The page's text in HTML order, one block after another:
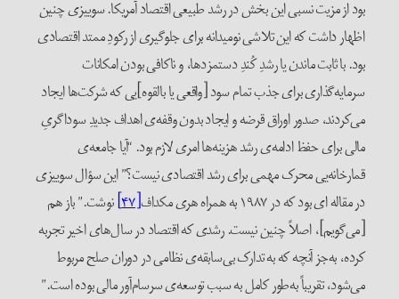
بود از مزیت نسبی این بخش در رشد طبیعی اقتصاد آمریکا. سوییزی چنین
اظهار داشت که این تلاشی نومیدانه برای جلوگیری از رکودِ ممتد اقتصادی
بود. با ثابت ماندن یا رشدِ کُندِ دستمزدها، و ناکافی بودن امکانات
سرمایه‌گذاری برای جذب تمام سود [واقعی یا بالقوه]‌یی که شرکت‌ها ایجاد
می‌کردند، صدور اوراق قرضه و ایجاد بدون وقفه‌ی اهداف جدیدِ سوداگریِ
مالی برای حفظ ادامه‌ی رشد هزینه‌ها امری لازم بود. “آیا جامعه‌ی
قمارخانه‌یی محرک مهمی برای رشد اقتصادی نیست؟” این سؤال سوییزی
در مقاله ای بود که در ۱۹۸۷ به همراه هری مکداف
[۴۷]
نوشت.” باز هم
[می‌گویم]، اصلاً چنین نیست. رشدی که اقتصاد در سال‌های اخیر تجربه
کرده، به‌جز آنچه که به تدارک بی‌سابقه‌ی نظامی در دوران صلح مربوط
می‌شود، تقریباً به‌طور کامل به سبب توسعه‌ی سرسام‌آور مالی بوده است.”